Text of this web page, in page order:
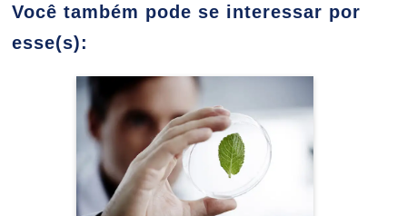
Tecnológicos
10h
Linguagens e Códigos nos Anos Iniciais do
Ensino Fundamental
Você também pode se interessar por
esse(s):
Ciências Biológicas
Detalhes do curso
Ir para Inscrição